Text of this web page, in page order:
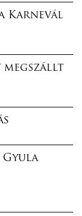
Karnevál
megszállt
Gyula